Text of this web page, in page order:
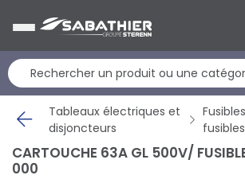
Tableaux électriques et
disjoncteurs
CARTOUCHE 63A GL 500V/
000